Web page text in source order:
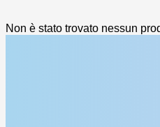
Non è stato trovato nessun